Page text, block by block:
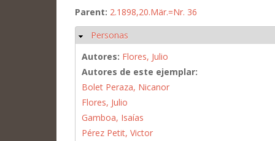
Parent: 2.1898,20.Mär.=Nr. 36
Ocultar
Personas
Autores: Flores, Julio
Autores de este ejemplar:
Bolet Peraza, Nicanor
Flores, Julio
Gamboa, Isaías
Pérez Petit, Victor